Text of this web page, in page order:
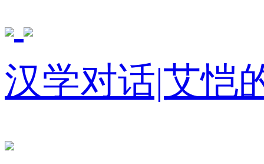
汉学对话|艾恺